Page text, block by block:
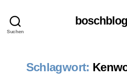
Suchen
Schlagwort: